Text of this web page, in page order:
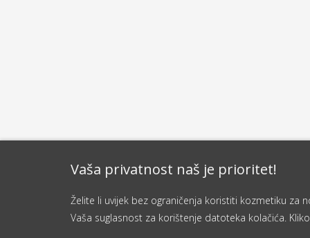
Vaša privatnost naš je prioritet!
Želite li uvijek bez ograničenja koristiti kozmetiku za
Vaša suglasnost za korištenje datoteka kolačića.